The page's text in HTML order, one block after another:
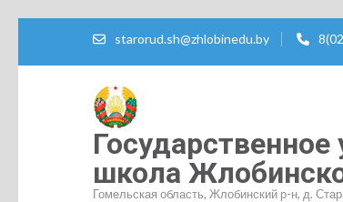
starorud.sh@zhlobinedu.by
школа
Гомельская область, Жлобинский р-н, д.